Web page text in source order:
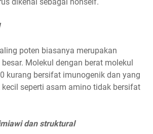
dikenal sebagai nonself.
poten biasanya merupakan
Molekul dengan berat molekul
kurang bersifat imunogenik dan yang
kecil seperti asam amino tidak bersifat
dan struktural